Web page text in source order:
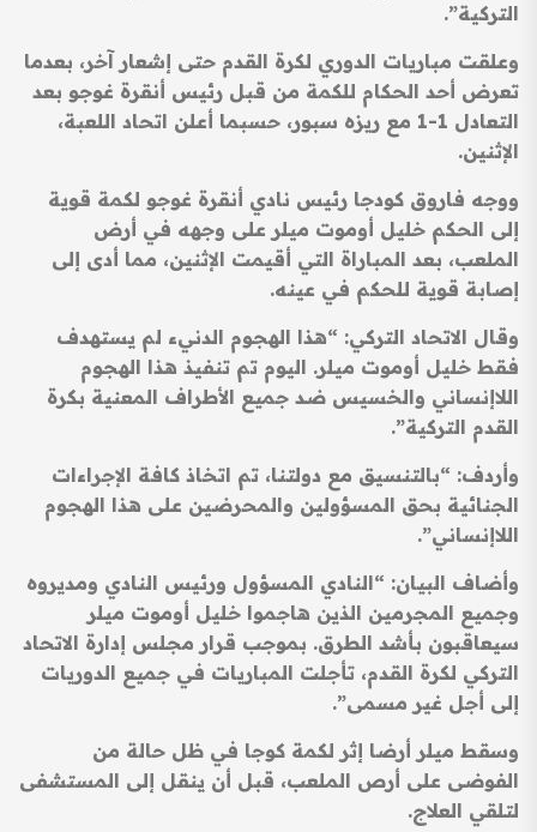
التركية”.
وعلقت مباريات الدوري لكرة القدم حتى إشعار آخر، بعدما
تعرض أحد الحكام للكمة من قبل رئيس أنقرة غوجو بعد
التعادل 1-1 مع ريزه سبور، حسبما أعلن اتحاد اللعبة،
الإثنين.
ووجه فاروق كودجا رئيس نادي أنقرة غوجو لكمة قوية
إلى الحكم خليل أوموت ميلر على وجهه في أرض
الملعب، بعد المباراة التي أقيمت الإثنين، مما أدى إلى
إصابة قوية للحكم في عينه.
وقال الاتحاد التركي: “هذا الهجوم الدنيء لم يستهدف
فقط خليل أوموت ميلر. اليوم تم تنفيذ هذا الهجوم
اللاإنساني والخسيس ضد جميع الأطراف المعنية بكرة
القدم التركية”.
وأردف: “بالتنسيق مع دولتنا، تم اتخاذ كافة الإجراءات
الجنائية بحق المسؤولين والمحرضين على هذا الهجوم
اللاإنساني”.
وأضاف البيان: “النادي المسؤول ورئيس النادي ومديروه
وجميع المجرمين الذين هاجموا خليل أوموت ميلر
سيعاقبون بأشد الطرق. بموجب قرار مجلس إدارة الاتحاد
التركي لكرة القدم، تأجلت المباريات في جميع الدوريات
إلى أجل غير مسمى”.
وسقط ميلر أرضا إثر لكمة كوجا في ظل حالة من
الفوضى على أرص الملعب، قبل أن ينقل إلى المستشفى
لتلقي العلاج.